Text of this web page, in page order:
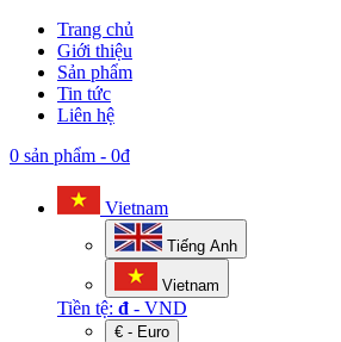
Trang chủ
Giới thiệu
Sản phẩm
Tin tức
Liên hệ
0 sản phẩm - 0đ
Vietnam
Tiếng Anh
Vietnam
Tiền tệ: đ - VND
€ - Euro